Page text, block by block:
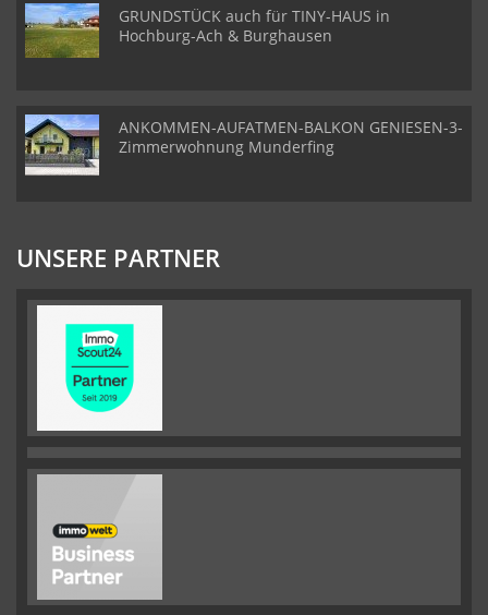
GRUNDSTÜCK auch für TINY-HAUS in
Hochburg-Ach & Burghausen
ANKOMMEN-AUFATMEN-BALKON GENIESEN-3-
Zimmerwohnung Munderfing
UNSERE PARTNER